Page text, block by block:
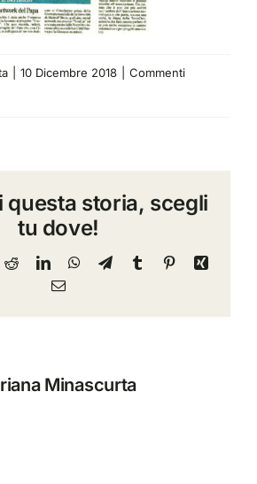
10 Dicembre 2018
Commenti
questa storia, scegli
tu dove!
RedditLinkedInWhatsApp
TelegramTumblr PinterestXing
Email
Minascurta